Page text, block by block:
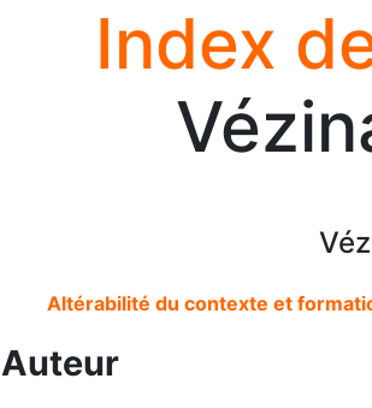
Index
Altérabilité du contexte et
Auteur